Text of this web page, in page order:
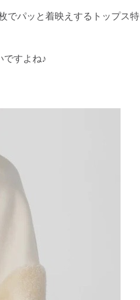
でパッと着映えするトップス特
ですよね♪